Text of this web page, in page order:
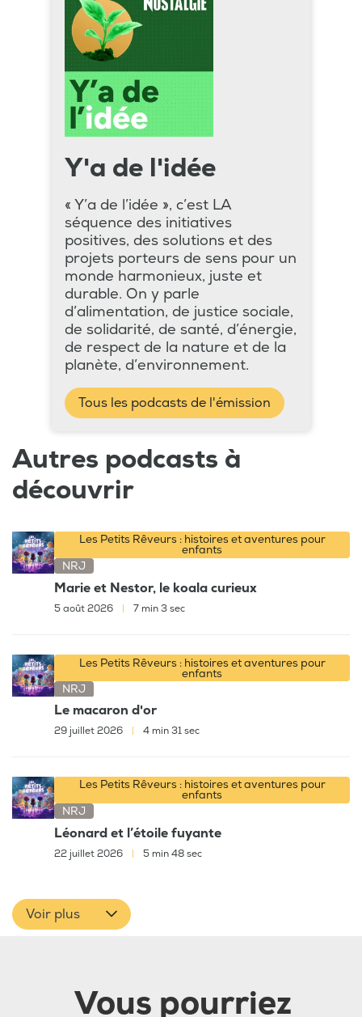
Y'a de l'idée
« Y’a de l’idée », c’est LA
séquence des initiatives
positives, des solutions et des
projets porteurs de sens pour un
monde harmonieux, juste et
durable. On y parle
d’alimentation, de justice sociale,
de solidarité, de santé, d’énergie,
de respect de la nature et de la
planète, d’environnement.
Tous les podcasts de l'émission
Autres podcasts à
découvrir
Les Petits Rêveurs : histoires et aventures pour
enfants
NRJ
Marie et Nestor, le koala curieux
5 août 2026 7 min 3 sec
Les Petits Rêveurs : histoires et aventures pour
enfants
NRJ
Le macaron d'or
29 juillet 2026 4 min 31 sec
Les Petits Rêveurs : histoires et aventures pour
enfants
NRJ
Léonard et l’étoile fuyante
22 juillet 2026 5 min 48 sec
Voir plus
Vous pourriez